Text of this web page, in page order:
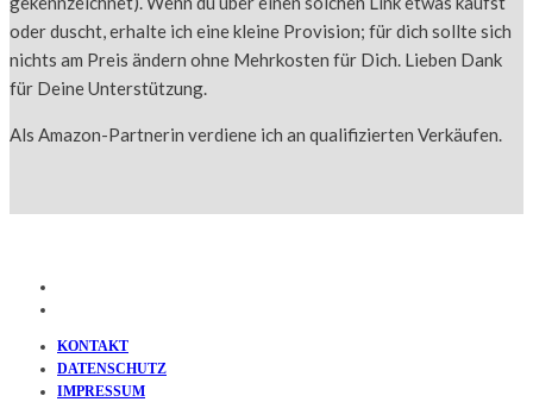
oder duscht, erhalte ich eine kleine Provision; für dich sollte sich
nichts am Preis ändern ohne Mehrkosten für Dich. Lieben Dank
für Deine Unterstützung.
Als Amazon-Partnerin verdiene ich an qualifizierten Verkäufen.
KONTAKT
DATENSCHUTZ
IMPRESSUM